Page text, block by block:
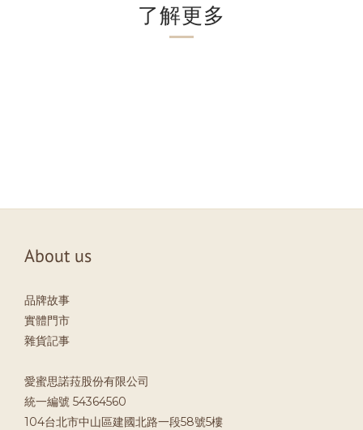
了解更多
About us
品牌故事
實體門市
雜貨記事
愛蜜思諾菈股份有限公司
統一編號 54364560
104台北市中山區建國北路一段58號5樓